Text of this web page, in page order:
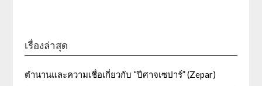
เรื่องล่าสุด
ตำนานและความเชื่อเกี่ยวกับ “ปีศาจเซปาร์” (Zepar)